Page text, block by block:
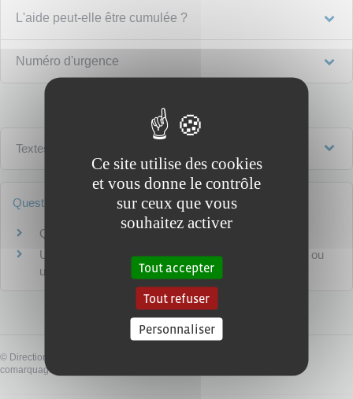
L'aide peut-elle être cumulée ?
Numéro d'urgence
Textes de référence
Questions ? Réponses !
Quelles aides peut percevoir un étudiant ?
Un étudiant peut-il cumuler la bourse avec un emploi ou
une autre aide ?
© Direction de l'information légale et administrative
comarquage developpé par
Ce site utilise des cookies
et vous donne le contrôle
sur ceux que vous
souhaitez activer
Tout accepter
Tout refuser
Personnaliser